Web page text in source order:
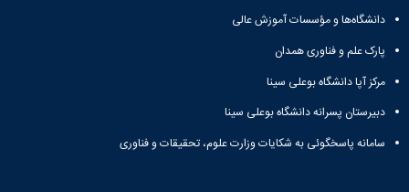
تماس
با
دانشگاه‌ها و مؤسسات آموزش عالی
پارک علم و فناوری همدان
مرکز آپا دانشگاه بوعلی سینا
دبیرستان پسرانه دانشگاه بوعلی سینا
سامانه پاسخگوئی به شکایات وزارت علوم، تحقیقات و فناوری